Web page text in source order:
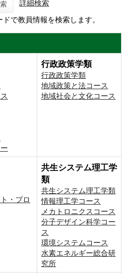
詳細検索
で教員情報を検索します。
行政政策学類
行政政策学類
地域政策と法コース
地域社会と文化コース
・プロ
共生システム理工学
類
共生システム理工学類
情報理工学コース
メカトロニクスコース
分子デザイン科学コー
ス
環境システムコース
⽔素エネルギー総合研
究所